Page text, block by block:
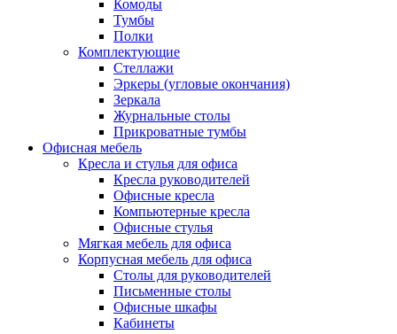
Комоды
Тумбы
Полки
Комплектующие
Стеллажи
Эркеры (угловые окончания)
Зеркала
Журнальные столы
Прикроватные тумбы
Офисная мебель
Кресла и стулья для офиса
Кресла руководителей
Офисные кресла
Компьютерные кресла
Офисные стулья
Мягкая мебель для офиса
Корпусная мебель для офиса
Столы для руководителей
Письменные столы
Офисные шкафы
Кабинеты